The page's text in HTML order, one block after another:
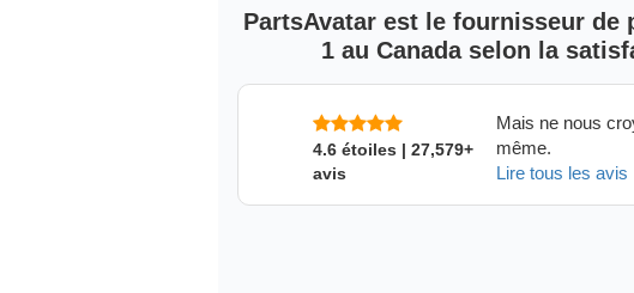
PartsAvatar est le fournisseur de
1 au Canada selon la
4.6 étoiles | 27,579+
avis
Mais ne nous
même.
Lire tous les avis